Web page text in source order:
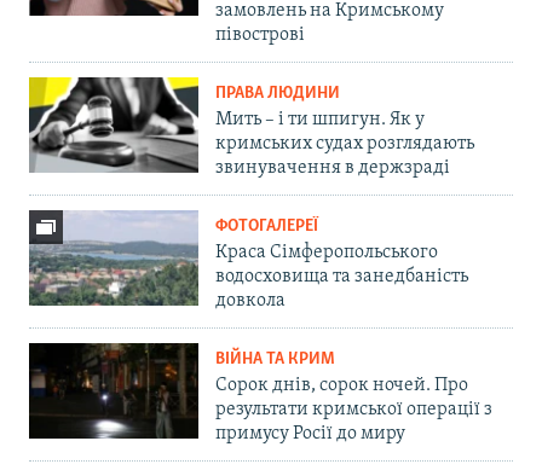
замовлень на Кримському
півострові
ПРАВА ЛЮДИНИ
Мить – і ти шпигун. Як у
кримських судах розглядають
звинувачення в держзраді
ФОТОГАЛЕРЕЇ
Краса Сімферопольського
водосховища та занедбаність
довкола
ВІЙНА ТА КРИМ
Сорок днів, сорок ночей. Про
результати кримської операції з
примусу Росії до миру